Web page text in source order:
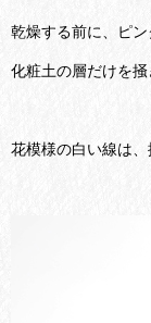
乾燥する前に、ピ
化粧土の層だけを掻
花模様の白い線は